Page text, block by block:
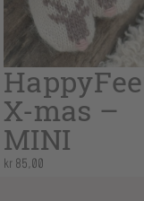
X-mas –
MINI
kr 85,00